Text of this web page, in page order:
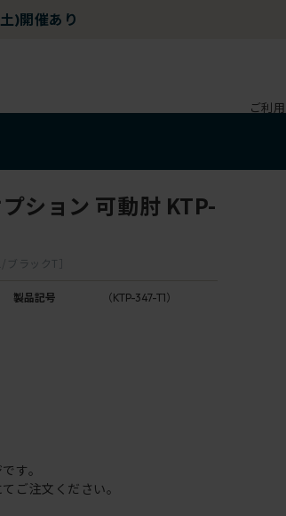
)開催あり
ご利
ション 可動肘 KTP-
ラックT］
製品記号 （KTP-347-T1）
す。
ご注文ください。